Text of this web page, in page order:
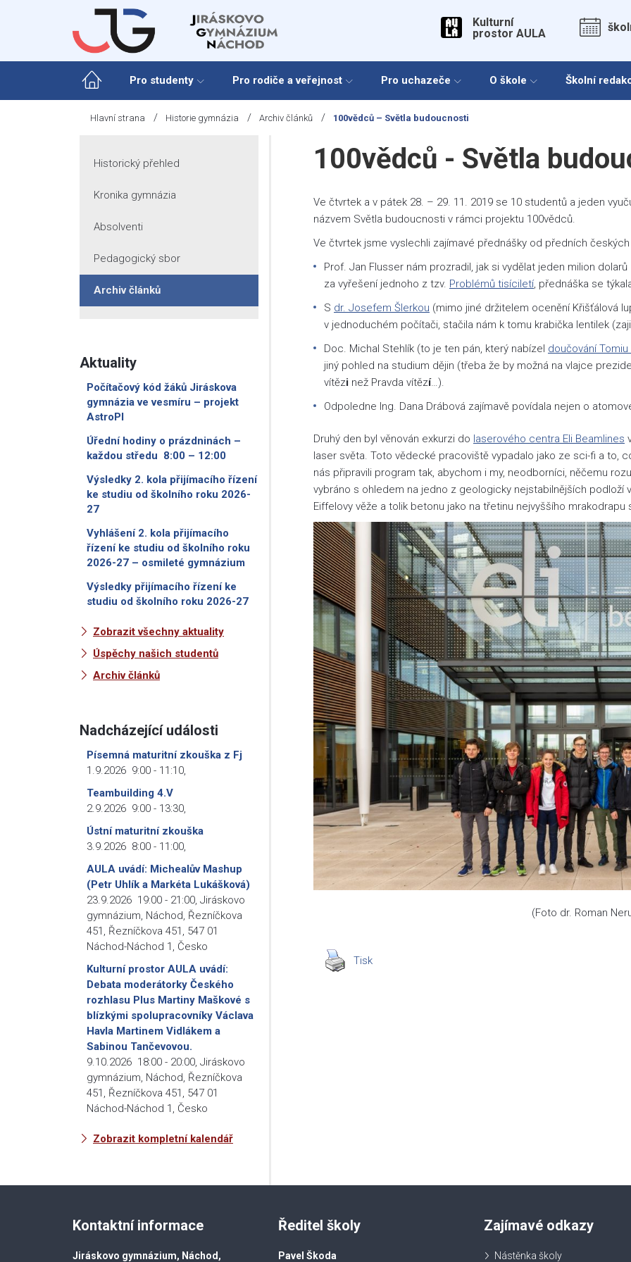
Kulturní
prostor AULA
Pro studenty Pro rodiče a veřejnost Pro uchazeče O škole Školní
Hlavní strana / Historie gymnázia / Archiv článků / 100vědců – Světla budoucnosti
100vědců - Světla
Ve čtvrtek a v pátek 28. – 29. 11. 2019 se 10 studentů a jeden
názvem Světla budoucnosti v rámci projektu 100vědců.
Ve čtvrtek jsme vyslechli zajímavé přednášky od předních
Prof. Jan Flusser nám prozradil, jak si vydělat jeden milion
za vyřešení jednoho z tzv. Problémů tisíciletí, přednáška se
S dr. Josefem Šlerkou (mimo jiné držitelem ocenění Křišťálová
v jednoduchém počítači, stačila nám k tomu krabička lentilek
Doc. Michal Stehlík (to je ten pán, který nabízel doučování Tomiu
jiný pohled na studium dějin (třeba že by možná na vlajce
vítězi než Pravda vítězí…).
Odpoledne Ing. Dana Drábová zajímavě povídala nejen o
Druhý den byl věnován exkurzi do laserového centra Eli Beamlines
laser světa. Toto vědecké pracoviště vypadalo jako ze sci-fi a to,
nás připravili program tak, abychom i my, neodborníci, něčemu
vybráno s ohledem na jedno z geologicky nejstabilnějších
Eiffelovy věže a tolik betonu jako na třetinu nejvyššího mrakodrapu
(Foto dr. Roman
Tisk
Historický přehled
Kronika gymnázia
Absolventi
Pedagogický sbor
Archiv článků
Aktuality
Počítačový kód žáků Jiráskova
gymnázia ve vesmíru – projekt
AstroPI
Úřední hodiny o prázdninách –
každou středu 8:00 – 12:00
Výsledky 2. kola přijímacího řízení
ke studiu od školního roku 2026-
27
Vyhlášení 2. kola přijímacího
řízení ke studiu od školního roku
2026-27 – osmileté gymnázium
Výsledky přijímacího řízení ke
studiu od školního roku 2026-27
Zobrazit všechny aktuality
Úspěchy našich studentů
Archiv článků
Nadcházející události
Písemná maturitní zkouška z Fj
1.9.2026 9:00 - 11:10
Teambuilding 4.V
2.9.2026 9:00 - 13:30
Ústní maturitní zkouška
3.9.2026 8:00 - 11:00
AULA uvádí: Michealův Mashup
(Petr Uhlík a Markéta Lukášková)
23.9.2026 19:00 - 21:00 Jiráskovo
gymnázium, Náchod, Řezníčkova
451, Řezníčkova 451, 547 01
Náchod-Náchod 1, Česko
Kulturní prostor AULA uvádí:
Debata moderátorky Českého
rozhlasu Plus Martiny Maškové s
blízkými spolupracovníky Václava
Havla Martinem Vidlákem a
Sabinou Tančevovou.
9.10.2026 18:00 - 20:00 Jiráskovo
gymnázium, Náchod, Řezníčkova
451, Řezníčkova 451, 547 01
Náchod-Náchod 1, Česko
Zobrazit kompletní kalendář
Kontaktní informace
Jiráskovo gymnázium, Náchod,
Ředitel školy
Pavel Škoda
Zajímavé odkazy
Nástěnka školy